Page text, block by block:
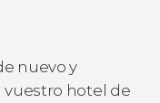
nuevo y
hotel de